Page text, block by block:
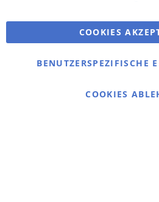
Bestellungen und
Kontaktieren Sie uns
Cookie Einstellungen
COOKIES
BENUTZERSPEZIFISCHE
COOKIES